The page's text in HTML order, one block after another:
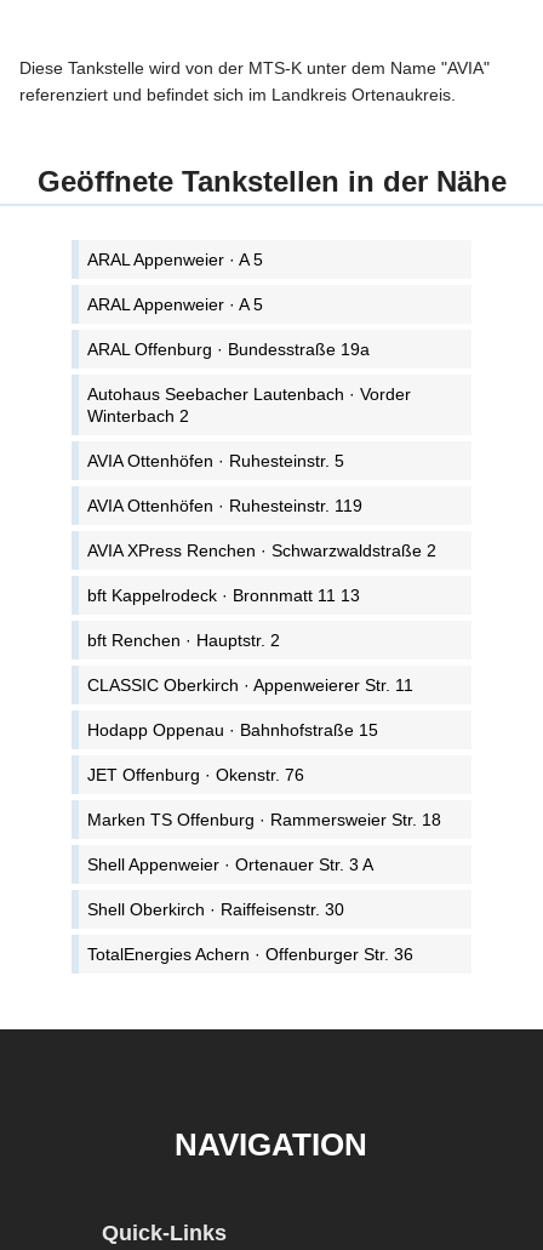
Diese Tankstelle wird von der MTS-K unter dem Name "AVIA"
referenziert und befindet sich im Landkreis Ortenaukreis.
Geöffnete Tankstellen in der Nähe
ARAL Appenweier · A 5
ARAL Appenweier · A 5
ARAL Offenburg · Bundesstraße 19a
Autohaus Seebacher Lautenbach · Vorder
Winterbach 2
AVIA Ottenhöfen · Ruhesteinstr. 5
AVIA Ottenhöfen · Ruhesteinstr. 119
AVIA XPress Renchen · Schwarzwaldstraße 2
bft Kappelrodeck · Bronnmatt 11 13
bft Renchen · Hauptstr. 2
CLASSIC Oberkirch · Appenweierer Str. 11
Hodapp Oppenau · Bahnhofstraße 15
JET Offenburg · Okenstr. 76
Marken TS Offenburg · Rammersweier Str. 18
Shell Appenweier · Ortenauer Str. 3 A
Shell Oberkirch · Raiffeisenstr. 30
TotalEnergies Achern · Offenburger Str. 36
NAVIGATION
Quick-Links